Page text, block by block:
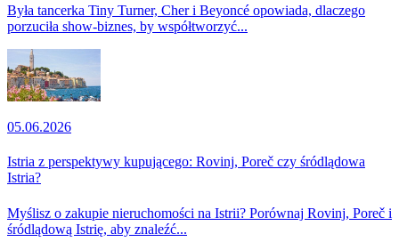
Była tancerka Tiny Turner, Cher i Beyoncé opowiada, dlaczego
porzuciła show-biznes, by współtworzyć...
05.06.2026
Istria z perspektywy kupującego: Rovinj, Poreč czy śródlądowa
Istria?
Myślisz o zakupie nieruchomości na Istrii? Porównaj Rovinj, Poreč i
śródlądową Istrię, aby znaleźć...